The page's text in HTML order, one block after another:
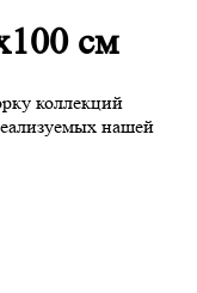
см
коллекций
нашей